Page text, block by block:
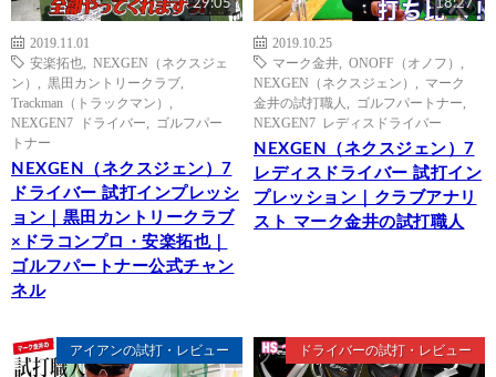
29:05
2019.11.01
安楽拓也
NEXGEN（ネクスジェ
ン）
黒田カントリークラブ
Trackman（トラックマン）
NEXGEN7 ドライバー
ゴルフパー
トナー
NEXGEN（ネクスジェン）7
ドライバー 試打インプレッシ
ョン｜黒田カントリークラブ
×ドラコンプロ・安楽拓也｜
ゴルフパートナー公式チャン
ネル
18:27
2019.10.25
マーク金井
ONOFF（オノフ）
NEXGEN（ネクスジェン）
マーク
金井の試打職人
ゴルフパートナー
NEXGEN7 レディスドライバー
NEXGEN（ネクスジェン）7
レディスドライバー 試打イン
プレッション｜クラブアナリ
スト マーク金井の試打職人
アイアンの試打・レビュー ドライバーの試打・レビュー